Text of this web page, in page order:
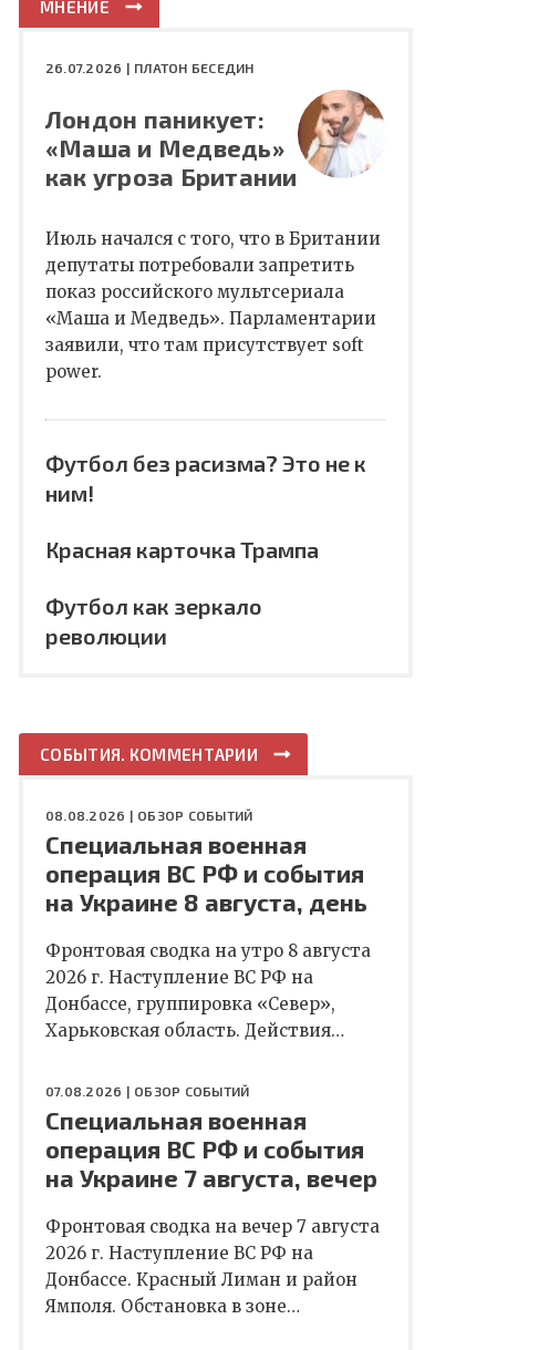
МНЕНИЕ
26.07.2026 | ПЛАТОН БЕСЕДИН
Лондон паникует:
«Маша и Медведь»
как угроза Британии
Июль начался с того, что в Британии
депутаты потребовали запретить
показ российского мультсериала
«Маша и Медведь». Парламентарии
заявили, что там присутствует soft
power.
Футбол без расизма? Это не к
ним!
Красная карточка Трампа
Футбол как зеркало
революции
СОБЫТИЯ. КОММЕНТАРИИ
08.08.2026 | ОБЗОР СОБЫТИЙ
Специальная военная
операция ВС РФ и события
на Украине 8 августа, день
Фронтовая сводка на утро 8 августа
2026 г. Наступление ВС РФ на
Донбассе, группировка «Север»,
Харьковская область. Действия…
07.08.2026 | ОБЗОР СОБЫТИЙ
Специальная военная
операция ВС РФ и события
на Украине 7 августа, вечер
Фронтовая сводка на вечер 7 августа
2026 г. Наступление ВС РФ на
Донбассе. Красный Лиман и район
Ямполя. Обстановка в зоне…